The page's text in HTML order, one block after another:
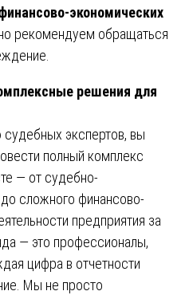
экономических
рекомендуем обращаться
решения для
экспертов, вы
полный комплекс
— от судебно-
сложного финансово-
предприятия за
— это профессионалы,
цифра в отчетности
Мы не просто